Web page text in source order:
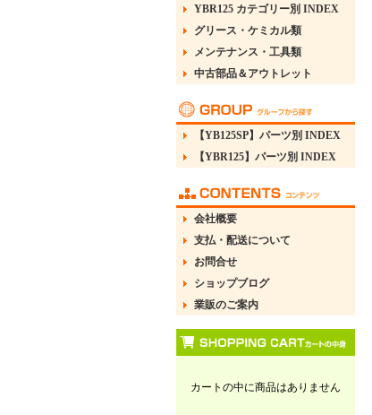
YBR125 カテゴリー別 INDEX
グリース・ケミカル類
メンテナンス・工具類
中古部品＆アウトレット
【YB125SP】パーツ別 INDEX
【YBR125】パーツ別 INDEX
会社概要
支払・配送について
お問合せ
ショップブログ
業販のご案内
カートの中に商品はありません